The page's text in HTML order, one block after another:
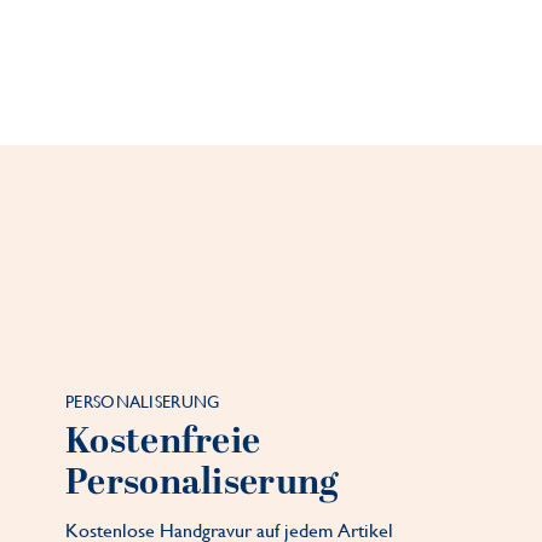
PERSONALISERUNG
Kostenfreie
Personaliserung
Kostenlose Handgravur auf jedem Artikel